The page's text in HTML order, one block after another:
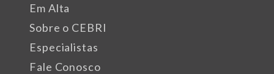
Em Alta
Sobre o CEBRI
Especialistas
Fale Conosco